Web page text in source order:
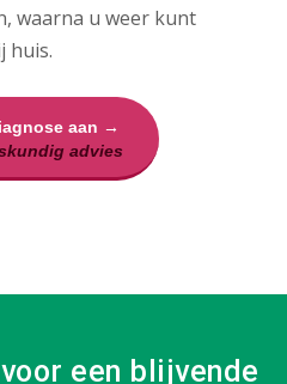
waarna u weer kunt
huis.
aan →
advies
een blijvende